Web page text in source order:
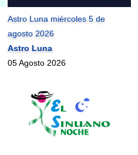
Astro Luna miércoles 5 de
agosto 2026
Astro Luna
05 Agosto 2026